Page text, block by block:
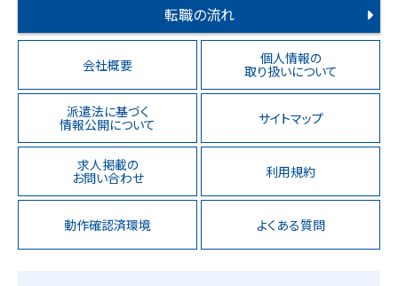
転職の流れ
会社概要 個人情報の
取り扱いについて
派遣法に基づく
情報公開について サイトマップ
求人掲載の
お問い合わせ 利用規約
動作確認済環境 よくある質問